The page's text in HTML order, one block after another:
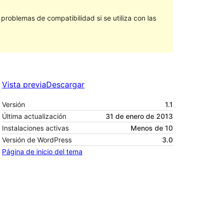
de compatibilidad si se utiliza con las
Vista previaDescargar
Versión
1.1
Última actualización
31 de enero de 2013
Instalaciones activas
Menos de 10
Versión de WordPress
3.0
Página de inicio del tema